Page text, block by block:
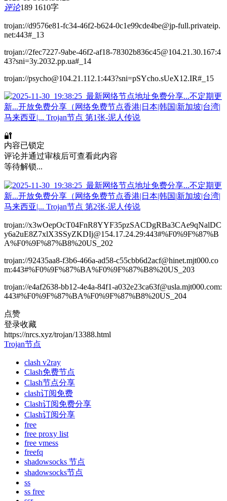
评论189 1610字
trojan://d9576e81-fc34-46f2-b624-0c1e99cde4be@jp-full.privateip.
net:443#_13
trojan://2fec7227-9abe-46f2-af18-78302b836c45@104.21.30.167:4
43?sni=3y.2032.pp.ua#_14
trojan://psycho@104.21.112.1:443?sni=pSYcho.sUeX12.IR#_15
🔐
内容已锁定
评论并通过审核后可查看此内容
等待解锁...
trojan://x3wOepOcT04FnR8YYF35pzSACDgRBa3CAe9qNalDC
y6a2uE8Z7xlX3SSyZKDIj@154.17.24.29:443#%F0%9F%87%B
A%F0%9F%87%B8%20US_202
trojan://92435aa8-f3b6-466a-ad58-c55cbb6d2acf@hinet.mjt000.co
m:443#%F0%9F%87%BA%F0%9F%87%B8%20US_203
trojan://e4af2638-bb12-4e4a-84f1-a032e23ca63f@usla.mjt000.com:
443#%F0%9F%87%BA%F0%9F%87%B8%20US_204
点赞
登录收藏
https://nrcs.xyz/trojan/13388.html
Trojan节点
clash v2ray
Clash免费节点
Clash节点分享
clash订阅免费
Clash订阅免费分享
Clash订阅分享
free
free proxy list
free vmess
freefq
shadowsocks 节点
shadowsocks节点
ss
ss free